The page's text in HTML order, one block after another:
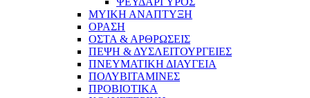
ΜΥΙΚΗ ΑΝΑΠΤΥΞΗ
ΟΡΑΣΗ
ΟΣΤΑ & ΑΡΘΡΩΣΕΙΣ
ΠΕΨΗ & ΔΥΣΛΕΙΤΟΥΡΓΕΙΕΣ
ΠΝΕΥΜΑΤΙΚΗ ΔΙΑΥΓΕΙΑ
ΠΟΛΥΒΙΤΑΜΙΝΕΣ
ΠΡΟΒΙΟΤΙΚΑ